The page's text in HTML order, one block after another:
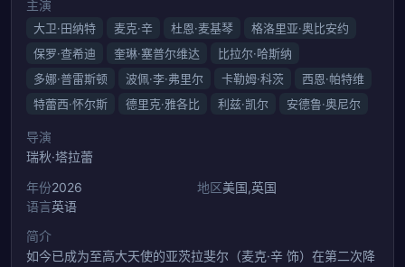
主演
大卫·田纳特 麦克·辛 杜恩·麦基琴
格洛里亚·奥比安约
保罗·查希迪
奎琳·塞普尔维达
比拉尔·哈斯纳
多娜·普雷斯顿
波佩·李·弗里尔 卡勒姆·科茨
西恩·帕特维
特蕾西·怀尔斯
德里克·雅各比 利兹·凯尔 安德鲁·奥尼尔
导演
瑞秋·塔拉蕾
年份2026 地区美国,英国
语言英语
简介
如今已成为至高大天使的亚茨拉斐尔（麦克·辛 饰）在第二次降